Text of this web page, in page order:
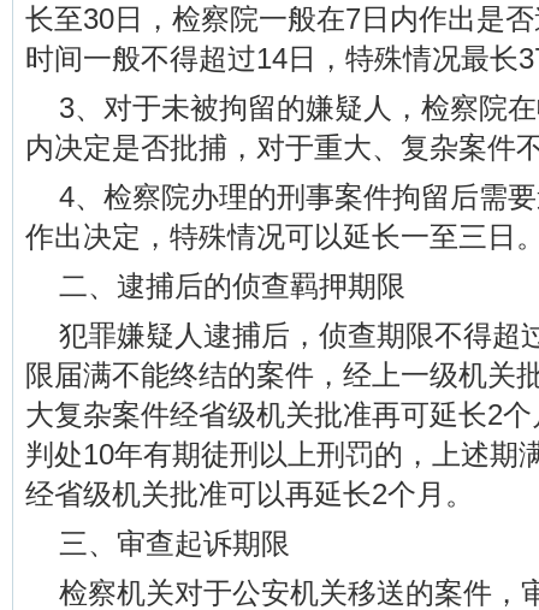
长至30日，检察院一般在7日内作出是
时间一般不得超过14日，特殊情况最长
3、对于未被拘留的嫌疑人，检察院
内决定是否批捕，对于重大、复杂案件
4、检察院办理的刑事案件拘留后需
作出决定，特殊情况可以延长一至三日
二、逮捕后的侦查羁押期限
犯罪嫌疑人逮捕后，侦查期限不得超
限届满不能终结的案件，经上一级机关
大复杂案件经省级机关批准再可延长2
判处10年有期徒刑以上刑罚的，上述期
经省级机关批准可以再延长2个月。
三、审查起诉期限
检察机关对于公安机关移送的案件，